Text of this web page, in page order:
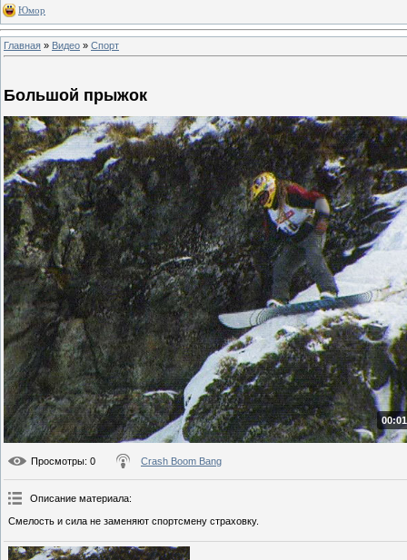
Юмор
Главная » Видео » Спорт
Большой прыжок
Просмотры: 0 Crash Boom Bang
Описание материала:
Смелость и сила не заменяют спортсмену страховку.